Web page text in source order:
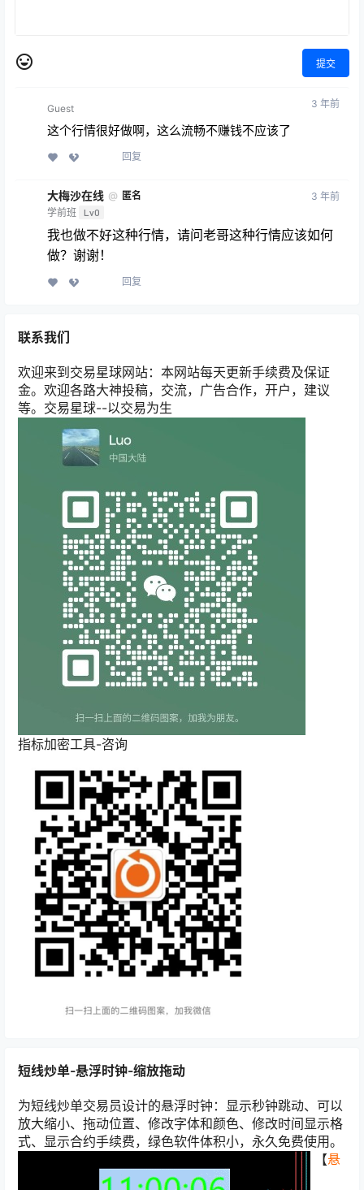
提交
Guest 3 年前
这个行情很好做啊，这么流畅不赚钱不应该了
回复
大梅沙在线 @ 匿名
学前班 Lv0
3 年前
我也做不好这种行情，请问老哥这种行情应该如何
做？谢谢！
回复
联系我们
欢迎来到交易星球网站：本网站每天更新手续费及保证
金。欢迎各路大神投稿，交流，广告合作，开户，建议
等。交易星球--以交易为生
指标加密工具-咨询
短线炒单-悬浮时钟-缩放拖动
为短线炒单交易员设计的悬浮时钟：显示秒钟跳动、可以
放大缩小、拖动位置、修改字体和颜色、修改时间显示格
式、显示合约手续费，绿色软件体积小，永久免费使用。
【悬